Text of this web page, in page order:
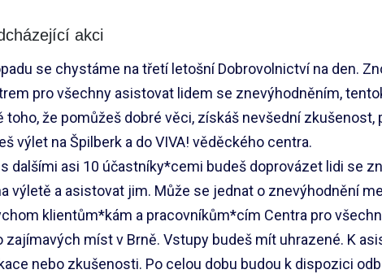
akci
se chystáme na třetí letošní Dobrovolnictví na den.
pro všechny asistovat lidem se znevýhodněním,
toho, že pomůžeš dobré věci, získáš nevšední zkušenost,
výlet na Špilberk a do VIVA! věděckého centra.
dalšími asi 10 účastníky*cemi budeš doprovázet lidi se
výletě a asistovat jim. Může se jednat o znevýhodnění
klientům*kám a pracovníkům*cím Centra pro
zajímavých míst v Brně. Vstupy budeš mít uhrazené. K
nebo zkušenosti. Po celou dobu budou k dispozici